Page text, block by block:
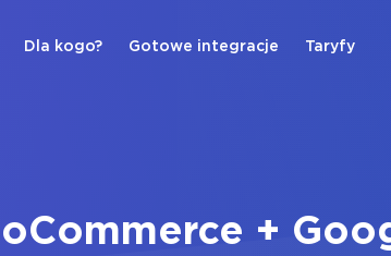
Dla kogo? Gotowe integracje Taryfy
+